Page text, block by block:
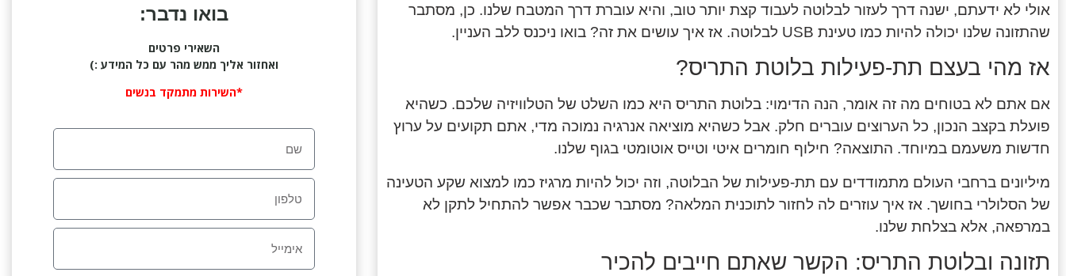
אולי לא ידעתם, ישנה דרך לעזור לבלוטה לעבוד קצת יותר טוב, והיא עוברת דרך המטבח שלנו. כן, מסתבר
שהתזונה שלנו יכולה להיות כמו טעינת USB לבלוטה. אז איך עושים את זה? בואו ניכנס ללב העניין.
אז מהי בעצם תת-פעילות בלוטת התריס?
אם אתם לא בטוחים מה זה אומר, הנה הדימוי: בלוטת התריס היא כמו השלט של הטלוויזיה שלכם. כשהיא
פועלת בקצב הנכון, כל הערוצים עוברים חלק. אבל כשהיא מוציאה אנרגיה נמוכה מדי, אתם תקועים על ערוץ
חדשות משעמם במיוחד. התוצאה? חילוף חומרים איטי וטייס אוטומטי בגוף שלנו.
מיליונים ברחבי העולם מתמודדים עם תת-פעילות של הבלוטה, וזה יכול להיות מרגיז כמו למצוא שקע הטעינה
של הסלולרי בחושך. אז איך עוזרים לה לחזור לתוכנית המלאה? מסתבר שכבר אפשר להתחיל לתקן לא
במרפאה, אלא בצלחת שלנו.
תזונה ובלוטת התריס: הקשר שאתם חייבים להכיר
בואו נדבר:
השאירי פרטים
ואחזור אליך ממש מהר עם כל המידע :)
*השירות מתמקד בנשים